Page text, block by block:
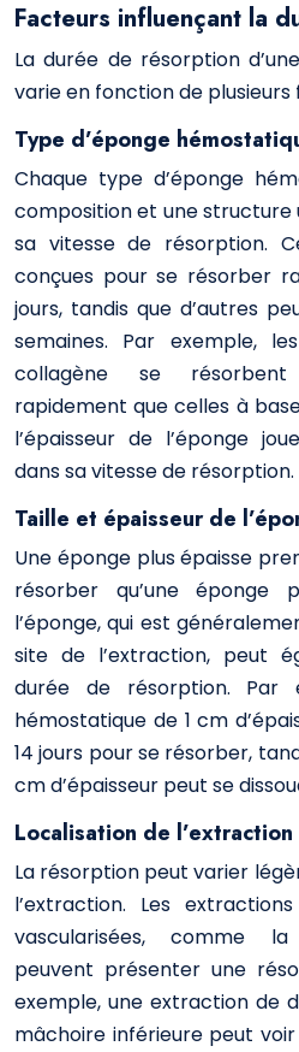
Facteurs influençant la
La durée de résorption
varie en fonction de
Type d’éponge
Chaque type d’éponge
composition et une structure
sa vitesse de résorption.
conçues pour se résorber
jours, tandis que d’autres
semaines. Par exemple,
collagène se
rapidement que celles à
l’épaisseur de l’éponge
dans sa vitesse de résorption.
Taille et épaisseur de
Une éponge plus épaisse
résorber qu’une
l’éponge, qui est
site de l’extraction, peut
durée de résorption. Par
hémostatique de 1 cm
14 jours pour se résorber,
cm d’épaisseur peut se
Localisation de l’extraction
La résorption peut varier
l’extraction. Les
vascularisées, comme
peuvent présenter une
exemple, une extraction de
mâchoire inférieure peut